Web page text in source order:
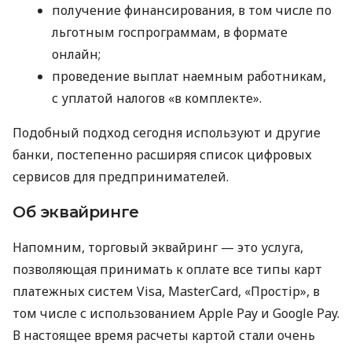
получение финансирования, в том числе по
льготным госпрограммам, в формате
онлайн;
проведение выплат наемным работникам,
с уплатой налогов «в комплекте».
Подобный подход сегодня используют и другие
банки, постепенно расширяя список цифровых
сервисов для предпринимателей.
Об эквайринге
Напомним, торговый эквайринг — это услуга,
позволяющая принимать к оплате все типы карт
платежных систем Visa, MasterCard, «Простір», в
том числе с использованием Apple Pay и Google Pay.
В настоящее время расчеты картой стали очень